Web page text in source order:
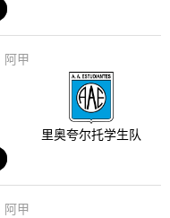
阿甲
里奥夸尔托学生队
阿甲